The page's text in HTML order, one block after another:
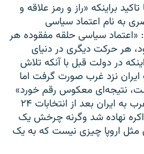
براینکه «راز و رمز علاقه و
به نام اعتماد سیاسی
سیاسی حلقه مفقوده هر
هر حرکت دیگری در دنیای
در دولت قبل با آنکه تلاش
ایران نزد غرب صورت گرفت اما
نتیجه‌ای معکوس رقم خورد»
اما «سنگ بنای اعتماد امروز غرب به ایران بعد از انتخابات ۲۴
در گذر ۲۳ ماه مذاکره نهاده شد وگرنه چرخش یک
اروپا چیزی نیست که به یک